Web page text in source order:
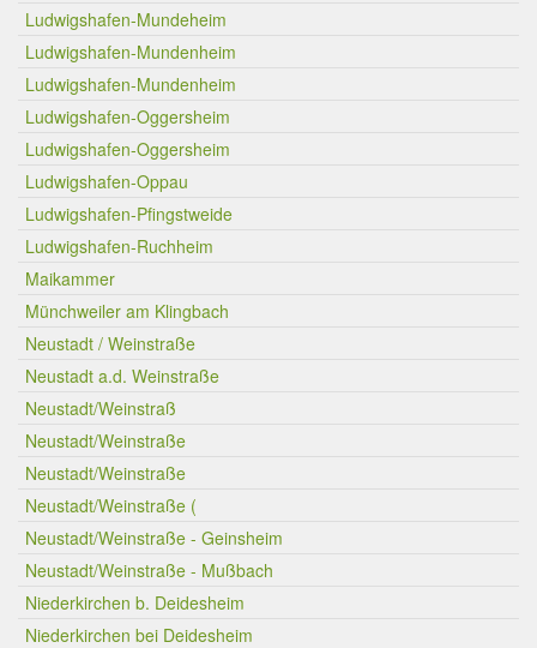
Ludwigshafen-Mundeheim
Ludwigshafen-Mundenheim
Ludwigshafen-Mundenheim
Ludwigshafen-Oggersheim
Ludwigshafen-Oggersheim
Ludwigshafen-Oppau
Ludwigshafen-Pfingstweide
Ludwigshafen-Ruchheim
Maikammer
Münchweiler am Klingbach
Neustadt / Weinstraße
Neustadt a.d. Weinstraße
Neustadt/Weinstraß
Neustadt/Weinstraße
Neustadt/Weinstraße
Neustadt/Weinstraße (
Neustadt/Weinstraße - Geinsheim
Neustadt/Weinstraße - Mußbach
Niederkirchen b. Deidesheim
Niederkirchen bei Deidesheim